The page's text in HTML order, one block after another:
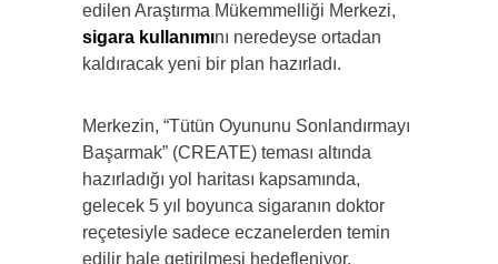
edilen Araştırma Mükemmelliği Merkezi,
sigara kullanımını neredeyse ortadan
kaldıracak yeni bir plan hazırladı.
Merkezin, “Tütün Oyununu Sonlandırmayı
Başarmak” (CREATE) teması altında
hazırladığı yol haritası kapsamında,
gelecek 5 yıl boyunca sigaranın doktor
reçetesiyle sadece eczanelerden temin
edilir hale getirilmesi hedefleniyor.